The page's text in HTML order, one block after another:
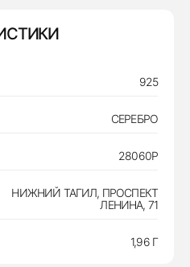
925
СЕРЕБРО
28060Р
НИЖНИЙ ТАГИЛ, ПРОСПЕКТ
ЛЕНИНА, 71
1,96 Г